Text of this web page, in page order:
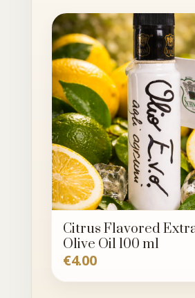
Citrus Flavored
Olive Oil 100 ml
€4.00